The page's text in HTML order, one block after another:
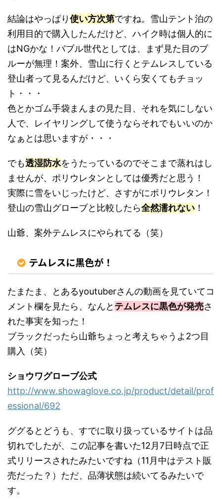
結論はやっぱり使い方次第ですね。雪山テント泊の
利用目的で購入したんだけど、ハイク時は個人的に
はNGかな！バブル世代としては、まず見た目のブ
ルーが無理！案外、雪山に行くとテムレスしている
登山者って見るんだけど、いくら安くてもチョッ
ト・・・
色とかゴム手袋まんまの見た目、それを気にしない
人で、レイヤリングして使うならそれでもいいのか
なぁとは思いますが・・・
でも透湿防水をうたっているのでそこまで蒸れはし
ませんが、ポリウレタンとしては優秀だと思う！
実際に雪をいじったけど、さすがにポリウレタン！
登山の雪山グローブと比較したら全然濡れない ！
山爺、案外テムレスにやられてる（笑）
テムレスに黒色が！
たまたま、とあるyoutuberさんの動画を見ていてコ
メント欄を見たら、なんと テムレスに黒色が発売さ
れた事実を知った！
ブラックだったら山爺ちょっと考えちゃうよ2つ目
購入（笑）
ショウワグローブ公式
http://www.showaglove.co.jp/product/detail/prof
essional/692
ググるとどうも、すでに取り扱っているサイトは品
切れでしたが、この記事を書いた12月7日時点で正
式リリースされたみたいですね（11月中はテスト販
売だった？）ただ、品薄状態は続いてるみたいで
す。